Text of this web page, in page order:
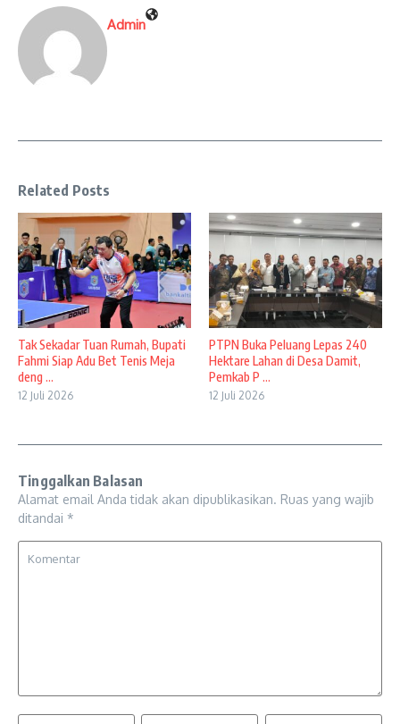
Admin
Related Posts
Tak Sekadar Tuan Rumah, Bupati
Fahmi Siap Adu Bet Tenis Meja
deng ...
12 Juli 2026
PTPN Buka Peluang Lepas 240
Hektare Lahan di Desa Damit,
Pemkab P ...
12 Juli 2026
Tinggalkan Balasan
Alamat email Anda tidak akan dipublikasikan. Ruas yang wajib
ditandai *